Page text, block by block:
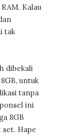
Kalau
tak
dibekali
untuk
tanpa
ini
8GB
Hape